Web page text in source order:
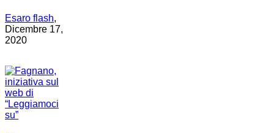
Esaro flash,
Dicembre 17,
2020